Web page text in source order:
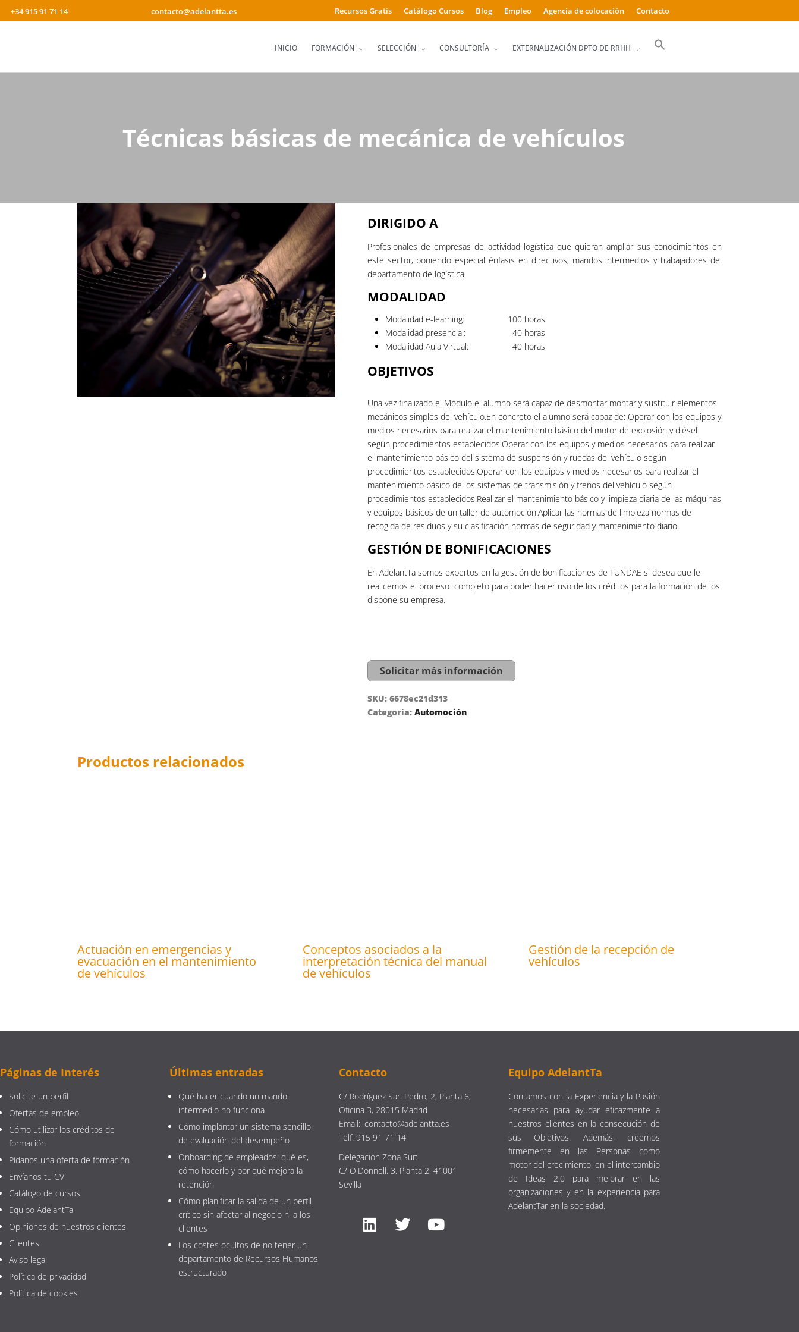
+34 915 91 71 14 contacto@adelantta.es Recursos Gratis Catálogo Cursos Blog Empleo Agencia de colocación Contacto
INICIO FORMACIÓN SELECCIÓN CONSULTORÍA EXTERNALIZACIÓN DPTO DE RRHH
Técnicas básicas de mecánica de vehículos
DIRIGIDO A
Profesionales de empresas de actividad logística que quieran ampliar sus conocimientos en
este sector, poniendo especial énfasis en directivos, mandos intermedios y trabajadores del
departamento de logística.
MODALIDAD
Modalidad e-learning: 100horas
Modalidad presencial:
40horas
Modalidad Aula Virtual:
40horas
OBJETIVOS
Una vez finalizado el Módulo el alumno será capaz de desmontar montar y sustituir elementos
mecánicos simples del vehículo.En concreto el alumno será capaz de: Operar con los equipos y
medios necesarios para realizar el mantenimiento básico del motor de explosión y diésel
según procedimientos establecidos.Operar con los equipos y medios necesarios para realizar
el mantenimiento básico del sistema de suspensión y ruedas del vehículo según
procedimientos establecidos.Operar con los equipos y medios necesarios para realizar el
mantenimiento básico de los sistemas de transmisión y frenos del vehículo según
procedimientos establecidos.Realizar el mantenimiento básico y limpieza diaria de las máquinas
y equipos básicos de un taller de automoción.Aplicar las normas de limpieza normas de
recogida de residuos y su clasificación normas de seguridad y mantenimiento diario.
GESTIÓN DE BONIFICACIONES
En AdelantTa somos expertos en la gestión de bonificaciones de FUNDAE si desea que le
realicemos el proceso completo para poder hacer uso de los créditos para la formación de los
dispone su empresa.
Solicitar más información
SKU: 6678ec21d313
Categoría: Automoción
Productos relacionados
Actuación en emergencias y
evacuación en el mantenimiento
de vehículos
Conceptos asociados a la
interpretación técnica del manual
de vehículos
Gestión de la recepción de
vehículos
Páginas de Interés
Solicite un perfil
Ofertas de empleo
Cómo utilizar los créditos de
formación
Pídanos una oferta de formación
Envíanos tu CV
Catálogo de cursos
Equipo AdelantTa
Opiniones de nuestros clientes
Clientes
Aviso legal
Política de privacidad
Política de cookies
Últimas entradas
Qué hacer cuando un mando
intermedio no funciona
Cómo implantar un sistema sencillo
de evaluación del desempeño
Onboarding de empleados: qué es,
cómo hacerlo y por qué mejora la
retención
Cómo planificar la salida de un perfil
crítico sin afectar al negocio ni a los
clientes
Los costes ocultos de no tener un
departamento de Recursos Humanos
estructurado
Contacto
C/ Rodríguez San Pedro, 2, Planta 6,
Oficina 3, 28015 Madrid
Email:. contacto@adelantta.es
Telf: 915 91 71 14
Delegación Zona Sur:
C/ O'Donnell, 3, Planta 2, 41001
Sevilla
Equipo AdelantTa
Contamos con la Experiencia y la Pasión
necesarias para ayudar eficazmente a
nuestros clientes en la consecución de
sus Objetivos. Además, creemos
firmemente en las Personas como
motor del crecimiento, en el intercambio
de Ideas 2.0 para mejorar en las
organizaciones y en la experiencia para
AdelantTar en la sociedad.